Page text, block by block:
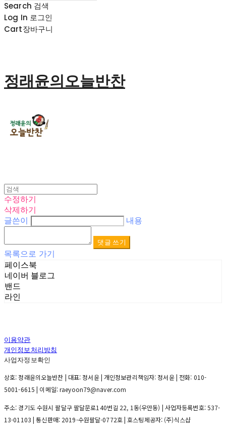
Search 검색
Log In 로그인
Cart장바구니
정래윤의오늘반찬
수정하기
삭제하기
글쓴이
내용
댓글 쓰기
목록으로 가기
페이스북
네이버 블로그
밴드
라인
이용약관
개인정보처리방침
사업자정보확인
상호: 정래윤의오늘반찬 | 대표: 정서윤 | 개인정보관리책임자: 정서윤 | 전화: 010-
5001-6615 | 이메일: raeyoon79@naver.com
주소: 경기도 수원시 팔달구 팔달문로140번길 22, 1동(우만동) | 사업자등록번호:537-
13-01103 | 통신판매: 2019-수원팔달-0772호| 호스팅제공자: (주)식스샵